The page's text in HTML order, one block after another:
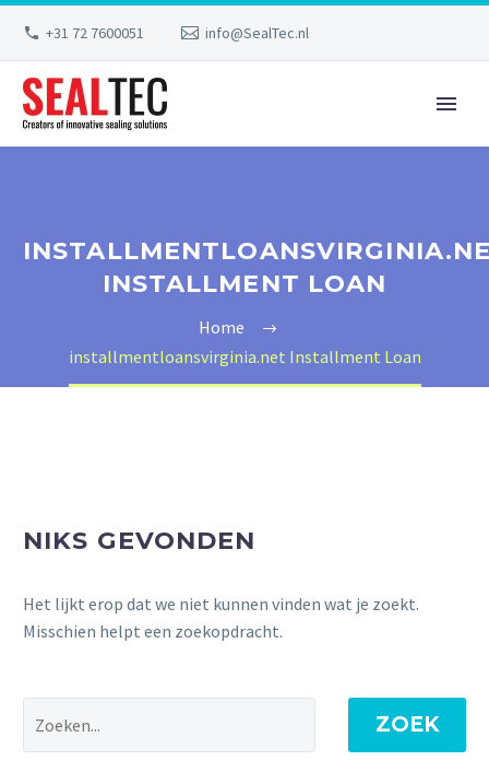
+31 72 7600051 info@SealTec.nl
INSTALLMENT LOAN
Home
installmentloansvirginia.net Installment Loan
NIKS GEVONDEN
Het lijkt erop dat we niet kunnen vinden wat je zoekt.
Misschien helpt een zoekopdracht.
ZOEK